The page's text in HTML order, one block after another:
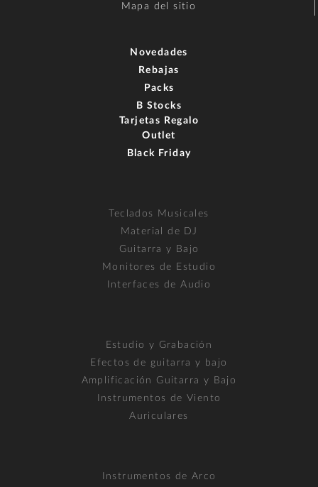
Mapa del sitio
Novedades
Rebajas
Packs
B Stocks
Tarjetas Regalo
Outlet
Black Friday
Teclados Musicales
Material de DJ
Guitarra y Bajo
Monitores de Estudio
Interfaces de Audio
Estudio y Grabación
Efectos de guitarra y bajo
Amplificación Guitarra y Bajo
Instrumentos de Viento
Auriculares
Instrumentos de Arco